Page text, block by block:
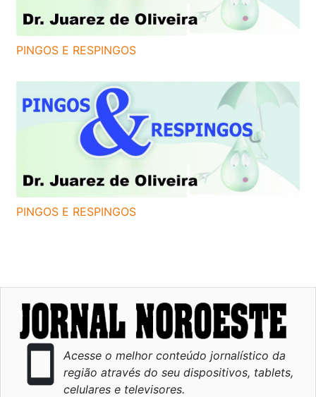
PINGOS E RESPINGOS
PINGOS E RESPINGOS
smartphone
Acesse o melhor conteúdo jornalístico da
região através do seu dispositivos, tablets,
celulares e televisores.